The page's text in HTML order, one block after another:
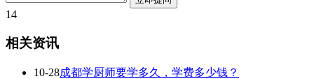
14
相关资讯
10-28成都学厨师要学多久，学费多少钱？